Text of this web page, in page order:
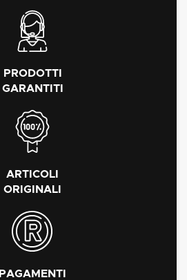
PRODOTTI
GARANTITI
ARTICOLI
ORIGINALI
PAGAMENTI